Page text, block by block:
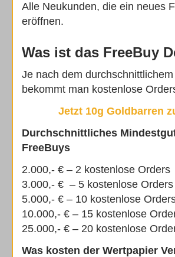
Alle Neukunden, die ein neues
eröffnen.
Was ist das FreeBuy
Je nach dem
bekommt man kostenlose
Jetzt 10g Goldbarren
Durchschnittliches
FreeBuys
2.000,- € – 2 kostenlose Orders
3.000,- € – 5 kostenlose Orders
5.000,- € – 10 kostenlose
10.000,- € – 15 kostenlose
25.000,- € – 20 kostenlose
Was kosten der Wertpapier